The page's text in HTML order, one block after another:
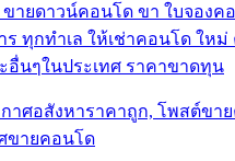
ายดาวน์คอนโด ขา ใบจองค
ทุกทำเล ให้เช่าคอนโด ให
อื่นๆในประเทศ ราคาขาดทุน
กาศอสังหาราคาถูก, โพสต์ขา
ขายคอนโด